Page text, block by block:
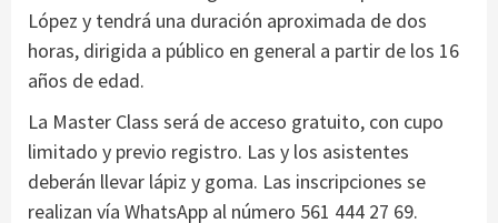
López y tendrá una duración aproximada de dos
horas, dirigida a público en general a partir de los 16
años de edad.
La Master Class será de acceso gratuito, con cupo
limitado y previo registro. Las y los asistentes
deberán llevar lápiz y goma. Las inscripciones se
realizan vía WhatsApp al número 561 444 27 69.